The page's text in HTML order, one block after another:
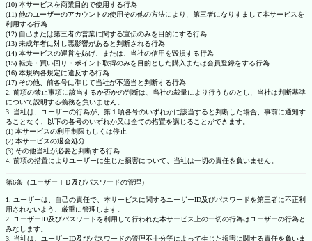
(10) 本サービスを商業目的で使用する行為
(11) 他のユーザーのアカウントの使用その他の方法により、第三者になりすまして本サービスを
利用する行為
(12) 自己または第三者の営業に関する宣伝のみを目的にする行為
(13) 未成年者に対し悪影響があると判断される行為
(14) 本サービスの運営を妨げ、または、当社の信用を毀損する行為
(15) 転売・買い回り・ポイント取得のみを目的とした購入または会員登録をする行為
(16) 本規約各規定に違反する行為
(17) その他、前各号に準じて当社が不適当と判断する行為
2. 前項の禁止事項に該当するか否かの判断は、当社の裁量により行うものとし、当社は判断基準
について説明する義務を負いません。
3. 当社は、ユーザーの行為が、第１項各号のいずれかに該当すると判断した場合、事前に通知す
ることなく、以下の各号のいずれか又は全ての措置を講じることができます。
(1) 本サービスの利用制限もしくは停止
(2) 本サービスの退会処分
(3) その他当社が必要と判断する行為
4. 前項の措置によりユーザーに生じた損害について、当社は一切の責任を負いません。
第6条（ユーザーＩＤ及びパスワードの管理）
1. ユーザーは、自己の責任で、本サービスに関するユーザーID及びパスワードを第三者に不正利
用されないよう、厳重に管理します。
2. ユーザーID及びパスワードを利用して行われた本サービス上の一切の行為はユーザーの行為と
みなします。
3. 当社は、ユーザーID及びパスワードの管理不十分等によって生じた損害に関する責任を負いま